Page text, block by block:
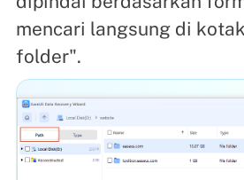
mencari langsung di
folder".